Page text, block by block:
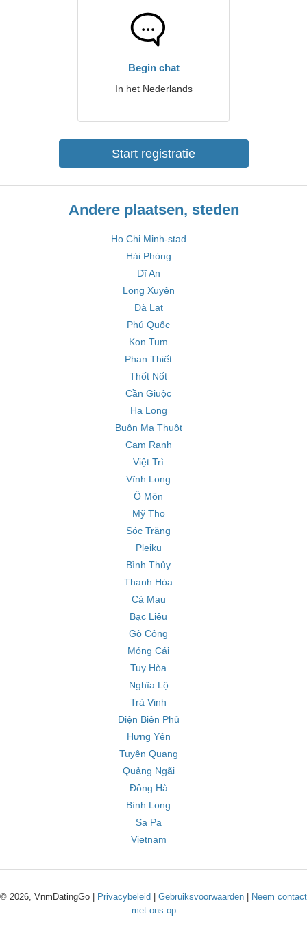
Begin chat
In het Nederlands
Start registratie
Andere plaatsen, steden
Ho Chi Minh-stad
Hải Phòng
Dĩ An
Long Xuyên
Đà Lạt
Phú Quốc
Kon Tum
Phan Thiết
Thốt Nốt
Cần Giuộc
Hạ Long
Buôn Ma Thuột
Cam Ranh
Việt Trì
Vĩnh Long
Ô Môn
Mỹ Tho
Sóc Trăng
Pleiku
Bình Thủy
Thanh Hóa
Cà Mau
Bạc Liêu
Gò Công
Móng Cái
Tuy Hòa
Nghĩa Lộ
Trà Vinh
Điện Biên Phủ
Hưng Yên
Tuyên Quang
Quảng Ngãi
Đông Hà
Bình Long
Sa Pa
Vietnam
© 2026, VnmDatingGo | Privacybeleid Gebruiksvoorwaarden
Neem contact
met ons op